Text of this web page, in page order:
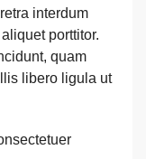
interdum
porttitor.
quam
libero ligula ut